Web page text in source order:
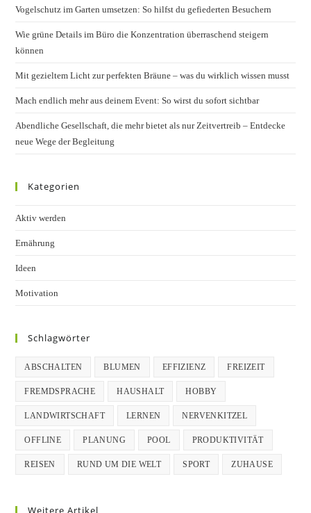
Vogelschutz im Garten umsetzen: So hilfst du gefiederten Besuchern
Wie grüne Details im Büro die Konzentration überraschend steigern
können
Mit gezieltem Licht zur perfekten Bräune – was du wirklich wissen musst
Mach endlich mehr aus deinem Event: So wirst du sofort sichtbar
Abendliche Gesellschaft, die mehr bietet als nur Zeitvertreib – Entdecke
neue Wege der Begleitung
Kategorien
Aktiv werden
Ernährung
Ideen
Motivation
Schlagwörter
ABSCHALTEN BLUMEN EFFIZIENZ FREIZEIT
FREMDSPRACHE HAUSHALT HOBBY
LANDWIRTSCHAFT LERNEN NERVENKITZEL
OFFLINE PLANUNG POOL PRODUKTIVITÄT
REISEN RUND UM DIE WELT SPORT ZUHAUSE
Weitere Artikel